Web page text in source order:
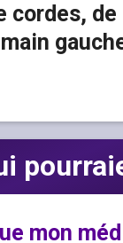
mon